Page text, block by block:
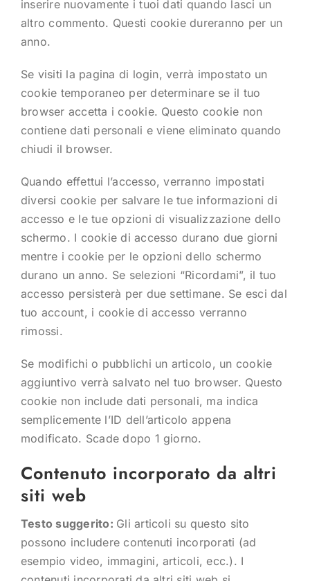
inserire nuovamente i tuoi dati quando lasci un
altro commento. Questi cookie dureranno per un
anno.
Se visiti la pagina di login, verrà impostato un
cookie temporaneo per determinare se il tuo
browser accetta i cookie. Questo cookie non
contiene dati personali e viene eliminato quando
chiudi il browser.
Quando effettui l’accesso, verranno impostati
diversi cookie per salvare le tue informazioni di
accesso e le tue opzioni di visualizzazione dello
schermo. I cookie di accesso durano due giorni
mentre i cookie per le opzioni dello schermo
durano un anno. Se selezioni “Ricordami”, il tuo
accesso persisterà per due settimane. Se esci dal
tuo account, i cookie di accesso verranno
rimossi.
Se modifichi o pubblichi un articolo, un cookie
aggiuntivo verrà salvato nel tuo browser. Questo
cookie non include dati personali, ma indica
semplicemente l’ID dell’articolo appena
modificato. Scade dopo 1 giorno.
Contenuto incorporato da altri
siti web
Testo suggerito: Gli articoli su questo sito
possono includere contenuti incorporati (ad
esempio video, immagini, articoli, ecc.). I